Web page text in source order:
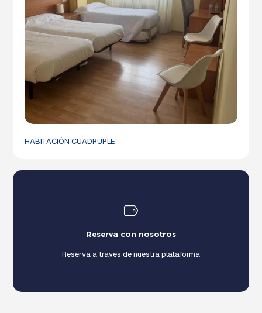
HABITACIÓN CUADRUPLE
Reserva con nosotros
Reserva a través de nuestra plataforma